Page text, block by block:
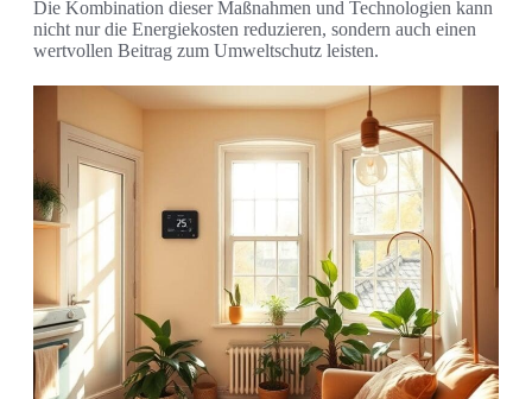
Die Kombination dieser Maßnahmen und Technologien kann
nicht nur die Energiekosten reduzieren, sondern auch einen
wertvollen Beitrag zum Umweltschutz leisten.